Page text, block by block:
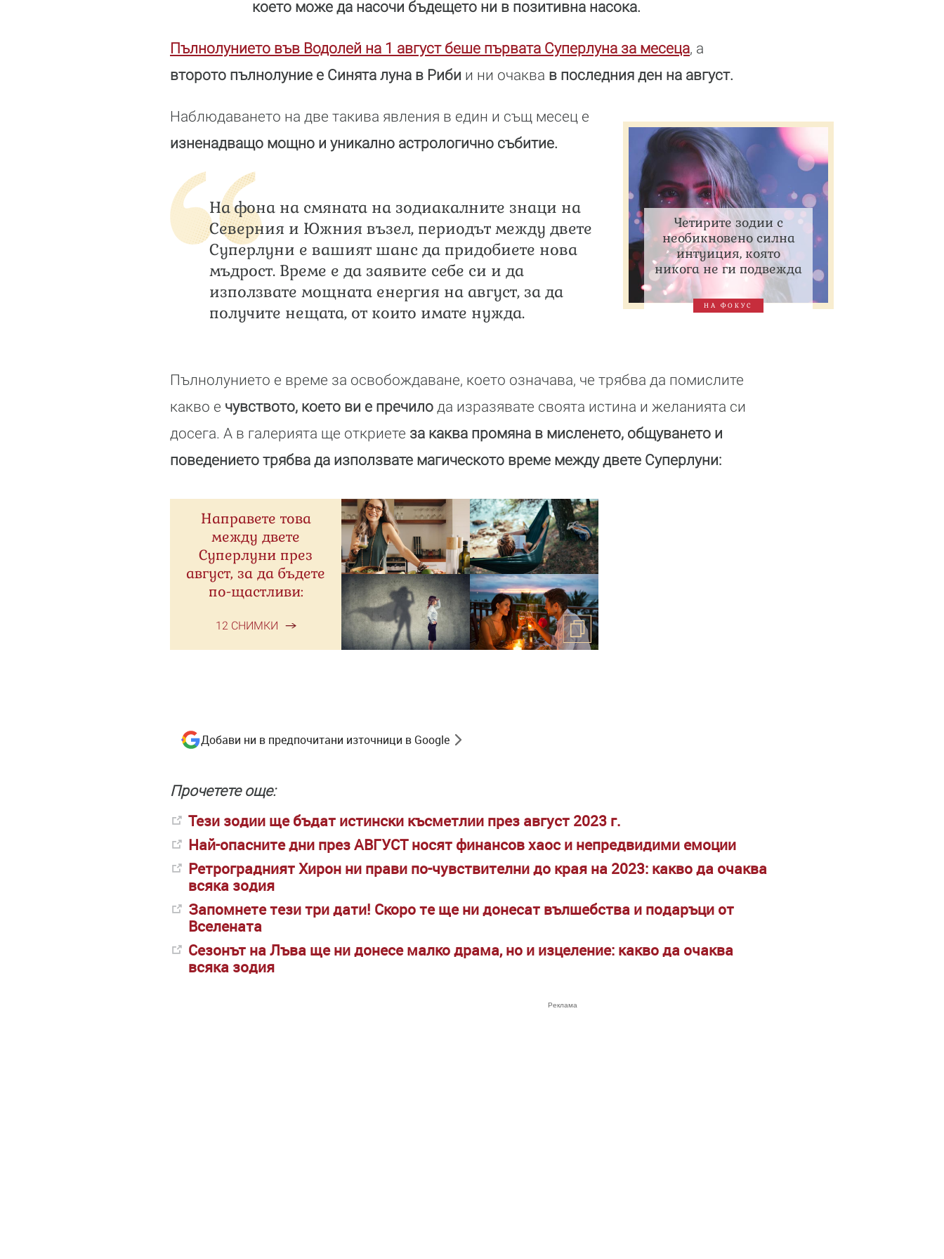
което може да насочи бъдещето ни в позитивна насока.
Пълнолунието във Водолей на 1 август беше първата Суперлуна за месеца, а
второто пълнолуние е Синята луна в Риби и ни очаква в последния ден на август.
Четирите зодии с
необикновено силна
интуиция, която
никога не ги подвежда
НА ФОКУС
Наблюдаването на две такива явления в един и същ месец е
изненадващо мощно и уникално астрологично събитие.
На фона на смяната на зодиакалните знаци на
Северния и Южния възел, периодът между двете
Суперлуни е вашият шанс да придобиете нова
мъдрост. Време е да заявите себе си и да
използвате мощната енергия на август, за да
получите нещата, от които имате нужда.
Пълнолунието е време за освобождаване, което означава, че трябва да помислите
какво е чувството, което ви е пречило да изразявате своята истина и желанията си
досега. А в галерията ще откриете за каква промяна в мисленето, общуването и
поведението трябва да използвате магическото време между двете Суперлуни:
Направете това
между двете
Суперлуни през
август, за да бъдете
по-щастливи:
12 СНИМКИ
Добави ни в предпочитани източници в Google
Прочетете още:
Тези зодии ще бъдат истински късметлии през август 2023 г.
Най-опасните дни през АВГУСТ носят финансов хаос и непредвидими емоции
Ретроградният Хирон ни прави по-чувствителни до края на 2023: какво да очаква
всяка зодия
Запомнете тези три дати! Скоро те ще ни донесат вълшебства и подаръци от
Вселената
Сезонът на Лъва ще ни донесе малко драма, но и изцеление: какво да очаква
всяка зодия